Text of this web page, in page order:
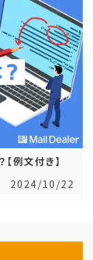
例文付き】
2024/10/22